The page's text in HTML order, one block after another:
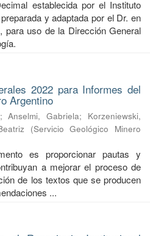
establecida por el Instituto
y adaptada por el Dr. en
para uso de la Dirección General
2022 para Informes del
Argentino
;Anselmi, Gabriela; Korzeniewski,
(Servicio Geológico Minero
es proporcionar pautas y
a mejorar el proceso de
de los textos que se producen
...